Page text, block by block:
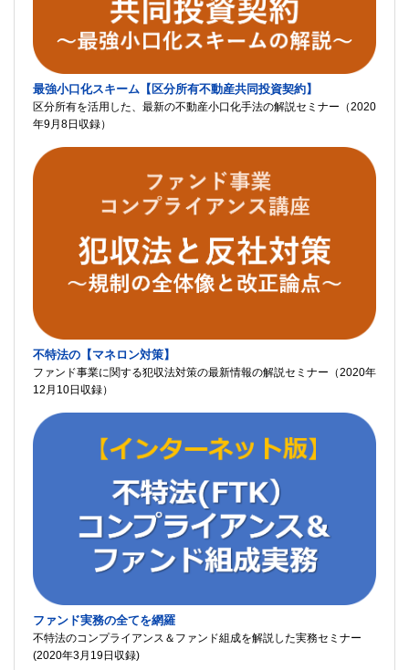
最強小口化スキーム【区分所有不動産共同投資契約】
区分所有を活用した、最新の不動産小口化手法の解説セミナー（2020
年9月8日収録）
不特法の【マネロン対策】
ファンド事業に関する犯収法対策の最新情報の解説セミナー（2020年
12月10日収録）
ファンド実務の全てを網羅
不特法のコンプライアンス＆ファンド組成を解説した実務セミナー
(2020年3月19日収録)